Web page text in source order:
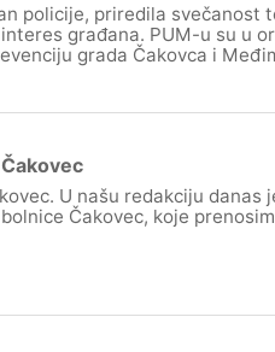
policije, priredila svečanost
građana. PUM-u su u
grada Čakovca i
U našu redakciju danas
Čakovec, koje